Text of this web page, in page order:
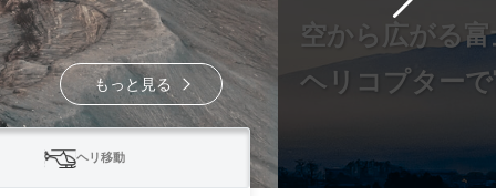
もっと見る
人生最高の瞬間
ヘリコプター
ヘリ移動